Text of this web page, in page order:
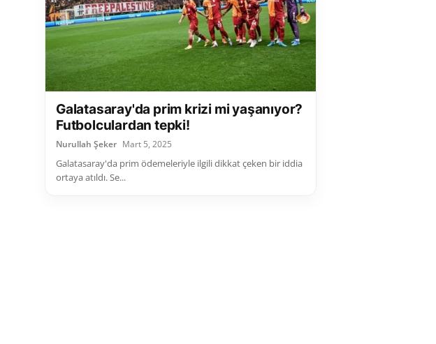
Galatasaray'da prim krizi mi yaşanıyor?
Futbolculardan tepki!
Nurullah Şeker Mart 5, 2025
Galatasaray'da prim ödemeleriyle ilgili dikkat çeken bir iddia
ortaya atıldı. Se...